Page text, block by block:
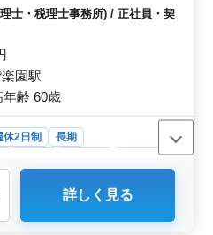
介護サ－ビス法人の設立，計画
業務 50代60代の会計事務所経
に活躍中の企業です、ぜひご応
！
士・税理士事務所) / 正社員・契
園駅
齢 60歳
休2日制
長期
派遣社員
5年以上の会計事務所経験を
詳しく見る